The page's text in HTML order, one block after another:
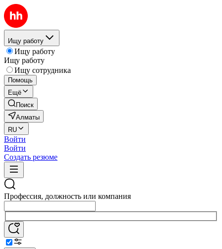
Ищу работу
Ищу работу
Ищу работу
Ищу сотрудника
Помощь
Ещё
Поиск
Алматы
RU
Войти
Войти
Создать резюме
Профессия, должность или компания